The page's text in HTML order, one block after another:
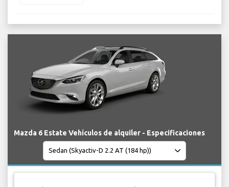
Mazda 6 Estate Vehículos de alquiler - Especificaciones